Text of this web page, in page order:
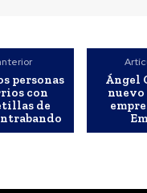
personas
con
de
Ángel
nuevo